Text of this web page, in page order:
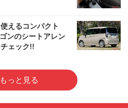
えるコンパクト
ンのシートアレン
ェック!!
もっと見る